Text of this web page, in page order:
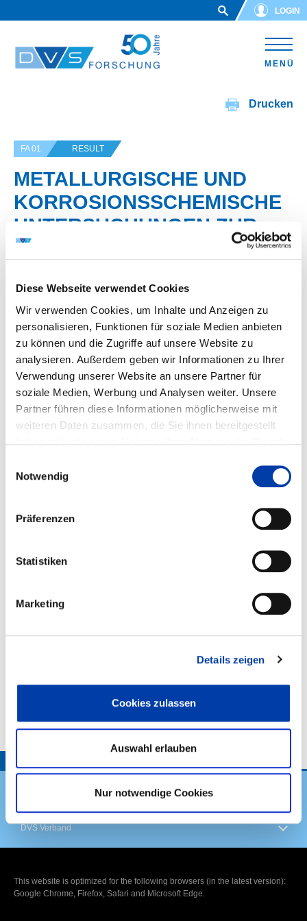
Diese Webseite verwendet Cookies
Wir verwenden Cookies, um Inhalte und Anzeigen zu
personalisieren, Funktionen für soziale Medien anbieten
zu können und die Zugriffe auf unsere Website zu
analysieren. Außerdem geben wir Informationen zu Ihrer
Verwendung unserer Website an unsere Partner für
soziale Medien, Werbung und Analysen weiter. Unsere
Partner führen diese Informationen möglicherweise mit
weiteren Daten zusammen, die Sie ihnen bereitgestellt
Notwendig
Präferenzen
Statistiken
Marketing
Details zeigen
Cookies zulassen
Auswahl erlauben
Nur notwendige Cookies
LOGIN
MENÜ
Drucken
FA 01 RESULT
METALLURGISCHE UND
KORROSIONSSCHEMISCHE
UNTERSUCHUNGEN ZUR
HERSTELLUNG VON
NACHPLATTIERUNGEN AUS
NI-BASISLEGIERUNGEN
IGF-Vorhaben-Nr.: 12.772 N
Laufzeit: 01.03.2001 - 28.02.2003
Institut für Schweißtechnik und Trennende
FACHGEBIETE:
WIRTSCHAFTSZWEIGE:
VORHABENBESCHREIBUNG:
DVS Verband
This website is optimized for the following browsers (in the latest version):
Google Chrome, Firefox, Safari and Microsoft Edge.